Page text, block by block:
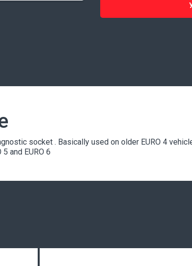
socket . Basically used on older EURO 4
and EURO 6